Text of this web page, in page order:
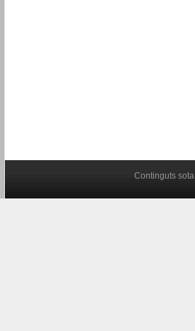
Continguts sota